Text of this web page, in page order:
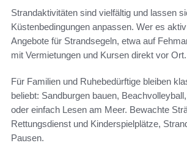
Strandaktivitäten sind vielfältig und lassen
Küstenbedingungen anpassen. Wer es
Angebote für Strandsegeln, etwa auf
mit Vermietungen und Kursen direkt vor Ort.
Für Familien und Ruhebedürftige bleiben
beliebt: Sandburgen bauen,
oder einfach Lesen am Meer. Bewachte
Rettungsdienst und Kinderspielplätze,
Pausen.